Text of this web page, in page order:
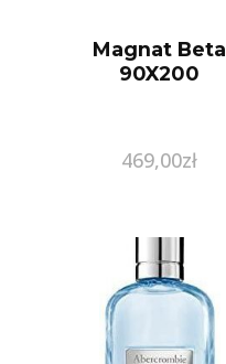
Magnat Beta
90X200
469,00zł